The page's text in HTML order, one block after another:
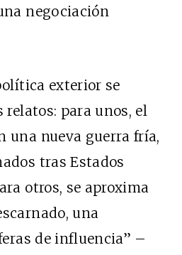
negociación
exterior se
relatos: para unos, el
una nueva guerra fría,
tras Estados
otros, se aproxima
una
de influencia” –